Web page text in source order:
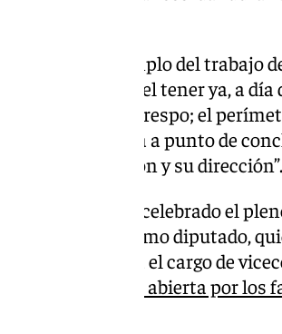
puesto como ejemplo del trabajo
Senda del litoral; el tener ya, a
Luis Bueno Crespo; el
que ya está a punto de
su supervisión y su dirección”.
se ha celebrado el
Navarro como diputado,
asumir ahora el cargo de
r la crisis abierta por los